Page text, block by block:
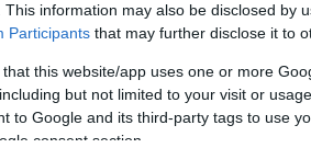
This information may also be disclosed by
Participants that may further disclose it to
that this website/app uses one or more
but not limited to your visit or
to Google and its third-party tags to use
consent section.